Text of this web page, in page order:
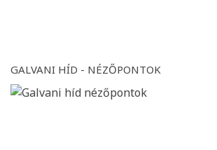
GALVANI HÍD - NÉZŐPONTOK